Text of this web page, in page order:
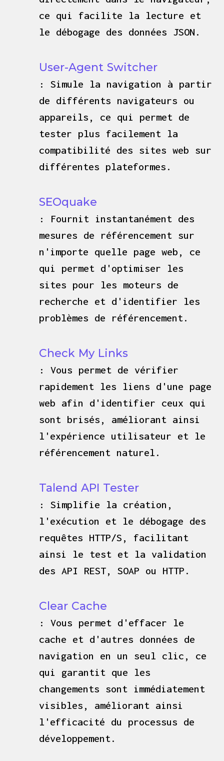
ce qui facilite la lecture et
le débogage des données JSON.
User-Agent Switcher
: Simule la navigation à partir
de différents navigateurs ou
appareils, ce qui permet de
tester plus facilement la
compatibilité des sites web sur
différentes plateformes.
SEOquake
: Fournit instantanément des
mesures de référencement sur
n'importe quelle page web, ce
qui permet d'optimiser les
sites pour les moteurs de
recherche et d'identifier les
problèmes de référencement.
Check My Links
: Vous permet de vérifier
rapidement les liens d'une page
web afin d'identifier ceux qui
sont brisés, améliorant ainsi
l'expérience utilisateur et le
référencement naturel.
Talend API Tester
: Simplifie la création,
l'exécution et le débogage des
requêtes HTTP/S, facilitant
ainsi le test et la validation
des API REST, SOAP ou HTTP.
Clear Cache
: Vous permet d'effacer le
cache et d'autres données de
navigation en un seul clic, ce
qui garantit que les
changements sont immédiatement
visibles, améliorant ainsi
l'efficacité du processus de
développement.